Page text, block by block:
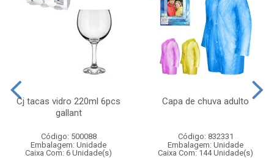
Cj tacas vidro 220ml 6pcs
gallant
Código: 500088
Embalagem: Unidade
Caixa Com: 6 Unidade(s)
Capa de chuva adulto
Código: 832331
Embalagem: Unidade
Caixa Com: 144 Unidade(s)